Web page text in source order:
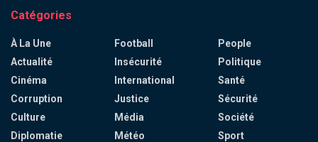
Catégories
À La Une
Actualité
Cinéma
Corruption
Culture
Diplomatie
Football
Insécurité
International
Justice
Média
Météo
People
Politique
Santé
Sécurité
Société
Sport